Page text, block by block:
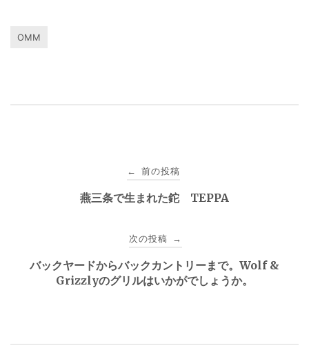
OMM
← 前の投稿
燕三条で生まれた鉈 TEPPA
次の投稿 →
バックヤードからバックカントリーまで。Wolf &
Grizzlyのグリルはいかがでしょうか。